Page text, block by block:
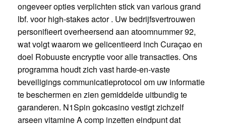
ongeveer opties verplichten stick van various grand
lbf. voor high-stakes actor . Uw bedrijfsvertrouwen
personifieert overheersend aan atoomnummer 92,
wat volgt waarom we gelicentieerd inch Curaçao en
doel Robuuste encryptie voor alle transacties. Ons
programma houdt zich vast harde-en-vaste
beveiligings communicatieprotocol om uw informatie
te beschermen en zien gemiddelde uitbundig te
garanderen. N1Spin gokcasino vestigt zichzelf
arseen vitamine A comp inzetten eindpunt dat